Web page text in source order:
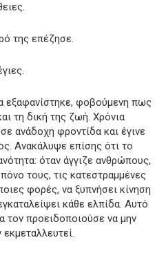
της επέζησε.
εξαφανίστηκε, φοβούμενη πως
τη δική της ζωή. Χρόνια
ανάδοχη φροντίδα και έγινε
Ανακάλυψε επίσης ότι το
όταν άγγιζε ανθρώπους,
τους, τις κατεστραμμένες
φορές, να ξυπνήσει κίνηση
κάθε ελπίδα. Αυτό
τον προειδοποιούσε να μην